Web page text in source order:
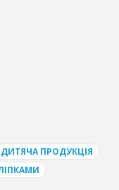
ДИТЯЧА ПРОДУКЦІЯ